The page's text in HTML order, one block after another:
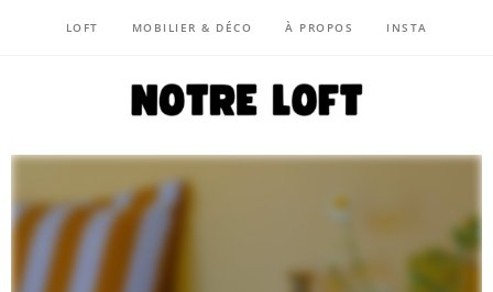
LOFT MOBILIER & DÉCO À PROPOS INSTA